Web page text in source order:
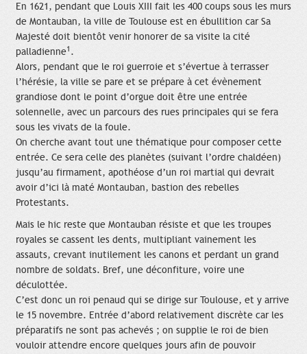
En 1621, pendant que Louis XIII fait les 400 coups sous les murs
de Montauban, la ville de Toulouse est en ébullition car Sa
Majesté doit bientôt venir honorer de sa visite la cité
palladienne1 .
Alors, pendant que le roi guerroie et s’évertue à terrasser
l’hérésie, la ville se pare et se prépare à cet évènement
grandiose dont le point d’orgue doit être une entrée
solennelle, avec un parcours des rues principales qui se fera
sous les vivats de la foule.
On cherche avant tout une thématique pour composer cette
entrée. Ce sera celle des planètes (suivant l’ordre chaldéen)
jusqu’au firmament, apothéose d’un roi martial qui devrait
avoir d’ici là maté Montauban, bastion des rebelles
Protestants.
Mais le hic reste que Montauban résiste et que les troupes
royales se cassent les dents, multipliant vainement les
assauts, crevant inutilement les canons et perdant un grand
nombre de soldats. Bref, une déconfiture, voire une
déculottée.
C’est donc un roi penaud qui se dirige sur Toulouse, et y arrive
le 15 novembre. Entrée d’abord relativement discrète car les
préparatifs ne sont pas achevés ; on supplie le roi de bien
vouloir attendre encore quelques jours afin de pouvoir